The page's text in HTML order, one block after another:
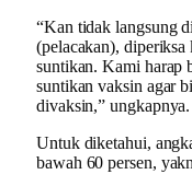
“Kan tidak langsung
(pelacakan), diperiksa
suntikan. Kami harap
suntikan vaksin agar
divaksin,” ungkapnya.
Untuk diketahui,
bawah 60 persen,